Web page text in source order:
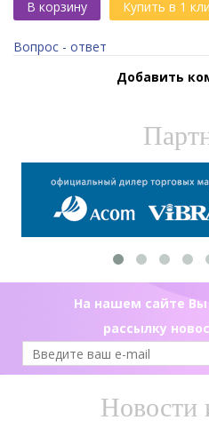
В корзину Купить в 1
Вопрос - ответ
Добавить
На нашем сайте
рассылку
Новости